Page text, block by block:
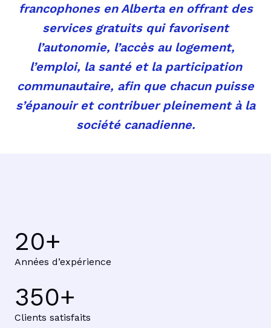
francophones en Alberta en offrant des
services gratuits qui favorisent
l’autonomie, l’accès au logement,
l’emploi, la santé et la participation
communautaire, afin que chacun puisse
s’épanouir et contribuer pleinement à la
société canadienne.
20+
Années d’expérience
350+
Clients satisfaits